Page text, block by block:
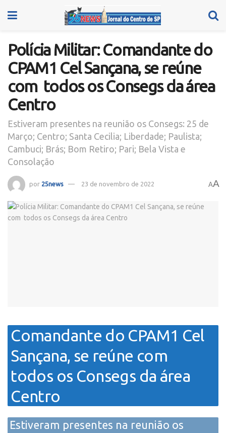
Polícia Militar: Comandante do
CPAM1 Cel Sançana, se reúne
com todos os Consegs da área
Centro
Estiveram presentes na reunião os Consegs: 25 de
Março; Centro; Santa Cecilia; Liberdade; Paulista;
Cambuci; Brás; Bom Retiro; Pari; Bela Vista e
Consolação
por 25news 23 de novembro de 2022 AA
Comandante do CPAM1 Cel
Sançana, se reúne com
todos os Consegs da área
Centro
Estiveram presentes na reunião os